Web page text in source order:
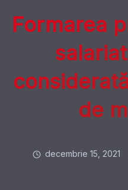
Formarea
de
decembrie 15, 2021